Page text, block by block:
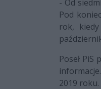
- Od
Pod
rok,
Poseł
2019